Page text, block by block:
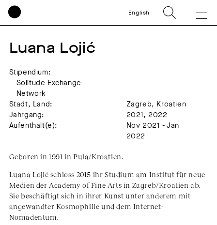
English
Luana Lojić
Stipendium:
Solitude Exchange
Network
Stadt, Land:
Zagreb, Kroatien
Jahrgang:
2021, 2022
Aufenthalt(e):
Nov 2021 - Jan
2022
Geboren in 1991 in Pula/Kroatien.
Luana Lojić schloss 2015 ihr Studium am Institut für neue
Medien der Academy of Fine Arts in Zagreb/Kroatien ab.
Sie beschäftigt sich in ihrer Kunst unter anderem mit
angewandter Kosmophilie und dem Internet-
Nomadentum.